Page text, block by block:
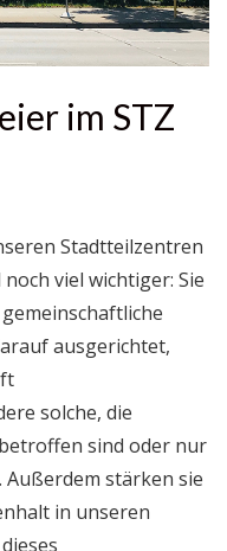
im STZ
Stadtteilzentren
viel wichtiger: Sie
ausgerichtet,
solche, die
sind oder nur
stärken sie
in unseren